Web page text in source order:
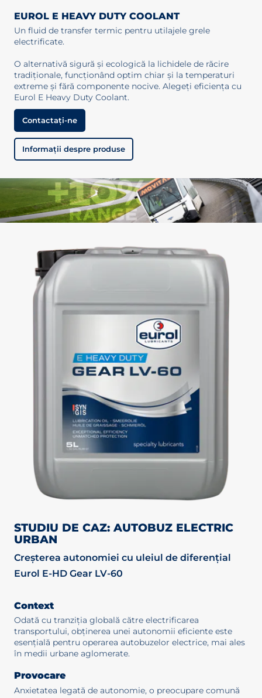
EUROL E HEAVY DUTY COOLANT
Un fluid de transfer termic pentru utilajele grele
electrificate.
O alternativă sigură și ecologică la lichidele de răcire
tradiționale, funcționând optim chiar și la temperaturi
extreme și fără componente nocive. Alegeți eficiența cu
Eurol E Heavy Duty Coolant.
Contactați-ne
Informații despre produse
STUDIU DE CAZ: AUTOBUZ ELECTRIC
URBAN
Creșterea autonomiei cu uleiul de diferențial
Eurol E-HD Gear LV-60
Context
Odată cu tranziția globală către electrificarea
transportului, obținerea unei autonomii eficiente este
esențială pentru operarea autobuzelor electrice, mai ales
în medii urbane aglomerate.
Provocare
Anxietatea legată de autonomie, o preocupare comună